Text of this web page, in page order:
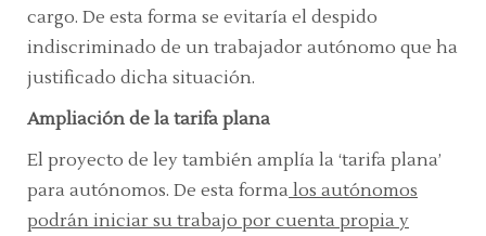
cargo. De esta forma se evitaría el despido
indiscriminado de un trabajador autónomo que ha
justificado dicha situación.
Ampliación de la tarifa plana
El proyecto de ley también amplía la ‘tarifa plana’
para autónomos. De esta forma los autónomos
podrán iniciar su trabajo por cuenta propia y